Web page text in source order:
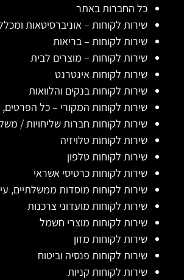
כל החברות באתר
שירות לקוחות – אוניברסיטאות
שירות לקוחות – בריאות
שירות לקוחות – מוצרים לבית
שירות לקוחות אינטרנט
שירות לקוחות בנקים והלוואות
שירות לקוחות המקורי – כל
שירות לקוחות חברות שליחויות /
שירות לקוחות טלויזיה
שירות לקוחות טלפון
שירות לקוחות כרטיסי אשראי
שירות לקוחות מוסדות ממשלתיים,
שירות לקוחות מועדוני צרכנות
שירות לקוחות מוצרי חשמל
שירות לקוחות מזון
שירות לקוחות פנסיה וביטוח
שירות לקוחות קניות